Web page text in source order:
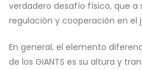
verdadero desafío físico, que
regulación y cooperación en el
En general, el elemento
de los GIANTS es su altura y